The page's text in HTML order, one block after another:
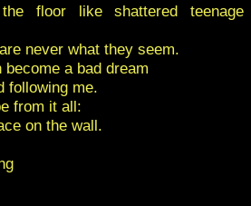
floor like shattered teenage
never what they seem.
a bad dream
following me.
from it all:
on the wall.